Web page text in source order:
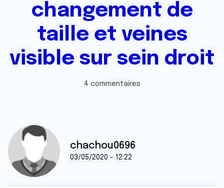
changement de
taille et veines
visible sur sein droit
4 commentaires
chachou0696
03/05/2020 - 12:22